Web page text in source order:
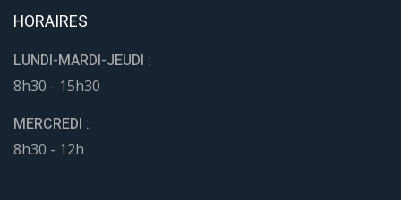
HORAIRES
LUNDI-MARDI-JEUDI :
8h30 - 15h30
MERCREDI :
8h30 - 12h